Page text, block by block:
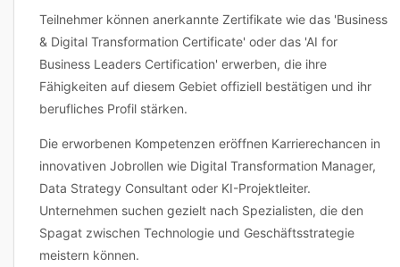
Teilnehmer können anerkannte Zertifikate wie das 'Business
& Digital Transformation Certificate' oder das 'AI for
Business Leaders Certification' erwerben, die ihre
Fähigkeiten auf diesem Gebiet offiziell bestätigen und ihr
berufliches Profil stärken.
Die erworbenen Kompetenzen eröffnen Karrierechancen in
innovativen Jobrollen wie Digital Transformation Manager,
Data Strategy Consultant oder KI-Projektleiter.
Unternehmen suchen gezielt nach Spezialisten, die den
Spagat zwischen Technologie und Geschäftsstrategie
meistern können.